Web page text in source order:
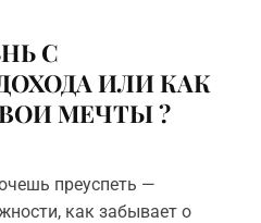
С
ИЛИ КАК
МЕЧТЫ ?
преуспеть —
как забывает о